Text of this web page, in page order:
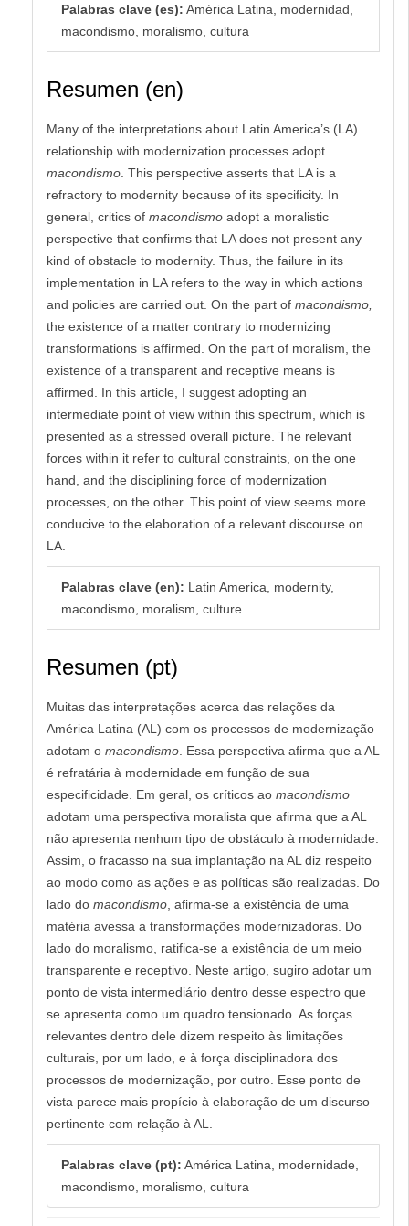
Palabras clave (es): América Latina, modernidad,
macondismo, moralismo, cultura
Resumen (en)
Many of the interpretations about Latin America’s (LA)
relationship with modernization processes adopt
macondismo . This perspective asserts that LA is a
refractory to modernity because of its specificity. In
general, critics of macondismo adopt a moralistic
perspective that confirms that LA does not present any
kind of obstacle to modernity. Thus, the failure in its
implementation in LA refers to the way in which actions
and policies are carried out. On the part of macondismo,
the existence of a matter contrary to modernizing
transformations is affirmed. On the part of moralism, the
existence of a transparent and receptive means is
affirmed. In this article, I suggest adopting an
intermediate point of view within this spectrum, which is
presented as a stressed overall picture. The relevant
forces within it refer to cultural constraints, on the one
hand, and the disciplining force of modernization
processes, on the other. This point of view seems more
conducive to the elaboration of a relevant discourse on
LA.
Palabras clave (en): Latin America, modernity,
macondismo, moralism, culture
Resumen (pt)
Muitas das interpretações acerca das relações da
América Latina (AL) com os processos de modernização
adotam o macondismo . Essa perspectiva afirma que a AL
é refratária à modernidade em função de sua
especificidade. Em geral, os críticos ao macondismo
adotam uma perspectiva moralista que afirma que a AL
não apresenta nenhum tipo de obstáculo à modernidade.
Assim, o fracasso na sua implantação na AL diz respeito
ao modo como as ações e as políticas são realizadas. Do
lado do macondismo , afirma-se a existência de uma
matéria avessa a transformações modernizadoras. Do
lado do moralismo, ratifica-se a existência de um meio
transparente e receptivo. Neste artigo, sugiro adotar um
ponto de vista intermediário dentro desse espectro que
se apresenta como um quadro tensionado. As forças
relevantes dentro dele dizem respeito às limitações
culturais, por um lado, e à força disciplinadora dos
processos de modernização, por outro. Esse ponto de
vista parece mais propício à elaboração de um discurso
pertinente com relação à AL.
Palabras clave (pt): América Latina, modernidade,
macondismo, moralismo, cultura